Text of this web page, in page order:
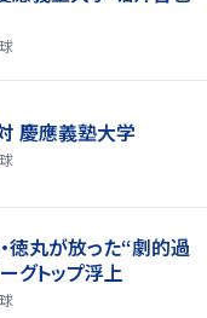
対 慶應義塾大学
徳丸が放った“劇的過
グトップ浮上